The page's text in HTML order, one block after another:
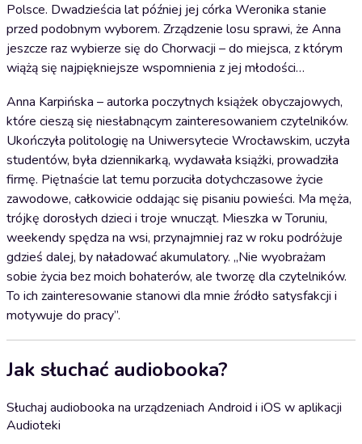
Polsce. Dwadzieścia lat później jej córka Weronika stanie
przed podobnym wyborem. Zrządzenie losu sprawi, że Anna
jeszcze raz wybierze się do Chorwacji – do miejsca, z którym
wiążą się najpiękniejsze wspomnienia z jej młodości…
Anna Karpińska – autorka poczytnych książek obyczajowych,
które cieszą się niesłabnącym zainteresowaniem czytelników.
Ukończyła politologię na Uniwersytecie Wrocławskim, uczyła
studentów, była dziennikarką, wydawała książki, prowadziła
firmę. Piętnaście lat temu porzuciła dotychczasowe życie
zawodowe, całkowicie oddając się pisaniu powieści. Ma męża,
trójkę dorosłych dzieci i troje wnucząt. Mieszka w Toruniu,
weekendy spędza na wsi, przynajmniej raz w roku podróżuje
gdzieś dalej, by naładować akumulatory. „Nie wyobrażam
sobie życia bez moich bohaterów, ale tworzę dla czytelników.
To ich zainteresowanie stanowi dla mnie źródło satysfakcji i
motywuje do pracy”.
Jak słuchać audiobooka?
Słuchaj audiobooka na urządzeniach Android i iOS w aplikacji
Audioteki